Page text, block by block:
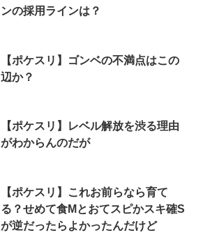
ンの採用ラインは？
【ポケスリ】ゴンベの不満点はこの
辺か？
【ポケスリ】レベル解放を渋る理由
がわからんのだが
【ポケスリ】これお前らなら育て
る？せめて食Mとおてスピかスキ確S
が逆だったらよかったんだけど